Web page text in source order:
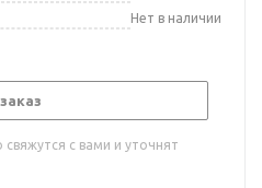
Нет в наличии
с вами и уточнят